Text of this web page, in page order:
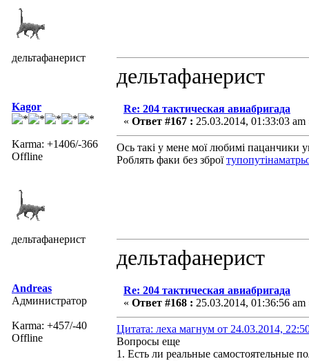
дельтафанерист
дельтафанерист
Kagor
Karma: +1406/-366
Offline
дельтафанерист
Re: 204 тактическая авиабригада
« Ответ #167 : 25.03.2014, 01:33:03 am
Ось такі у мене мої любимі пацанчики
Роблять факи без зброї
дельтафанерист
Andreas
Администратор
Karma: +457/-40
Offline
Re: 204 тактическая авиабригада
« Ответ #168 : 25.03.2014, 01:36:56 am
Цитата: леха магнум от 24.03.2014,
Вопросы еще
1. Есть ли реальные самостоятельные